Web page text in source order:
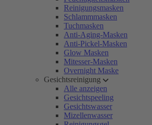
Reinigungsmasken
Schlammmasken
Tuchmasken
Anti-Aging-Masken
Anti-Pickel-Masken
Glow Masken
Mitesser-Masken
Overnight Maske
Gesichtsreinigung
Alle anzeigen
Gesichtspeeling
Gesichtswasser
Mizellenwasser